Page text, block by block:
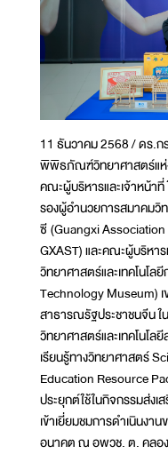
11 ธันวาคม 2568 / ดร.ก
พิพิธภัณฑ์วิทยาศาสตร์แห่
คณะผู้บริหารและเจ้าหน้า
รองผู้อำนวยการสมาคมวิ
ซี (Guangxi
GXAST) และคณะผู้บริห
วิทยาศาสตร์และเทคโนโล
Technology Museum)
สาธารณรัฐประชาชนจีน
วิทยาศาสตร์และเทคโนโ
เรียนรู้ทางวิทยาศาสตร์
Education Resource
ประยุกต์ใช้ในกิจกรรมส่ง
เข้าเยี่ยมชมการดำเนินง
อนาคต ณ อพวช. ต. คลอ